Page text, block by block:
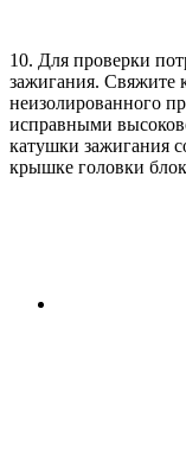
10. Для проверки
зажигания. Свяжите
неизолированного
исправными
катушки зажигания
крышке головки